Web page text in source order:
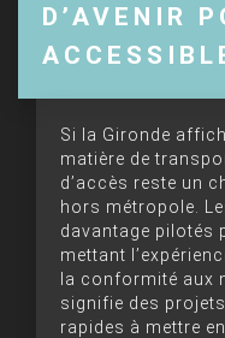
D’AVENIR
Si la Gironde
matière de
d’accès reste un
hors métropole.
davantage pilotés
mettant
la conformité aux
signifie des
rapides à mettre